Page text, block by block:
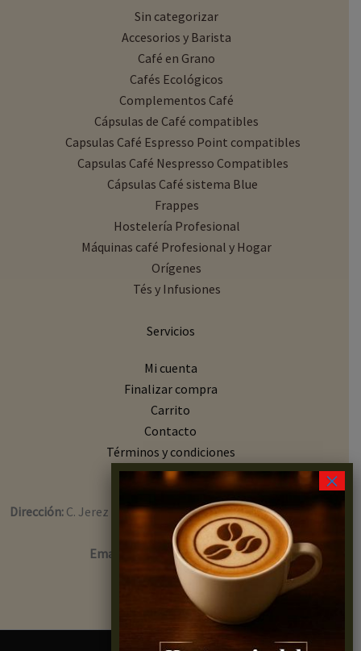
Sin categorizar
Accesorios y Barista
Café en Grano
Cafés Ecológicos
Complementos Café
Cápsulas de Café compatibles
Capsulas Café Espresso Point compatibles
Capsulas Café Nespresso Compatibles
Cápsulas Café sistema Blue
Frappes
Hostelería Profesional
Máquinas café Profesional y Hogar
Orígenes
Tés y Infusiones
Servicios
Mi cuenta
Finalizar compra
Carrito
Contacto
Términos y condiciones
Contacto
Dirección:C. Jerez Perchet, 24, local 27, Cdad. Jardín, 29014
Málaga
Email:
info@capsulasycafe.es
627 931 271
×